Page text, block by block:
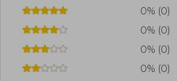
0% (0)
0% (0)
0% (0)
0% (0)